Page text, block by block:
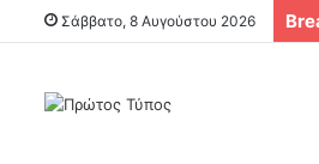
Σάββατο, 8 Αυγούστου 2026